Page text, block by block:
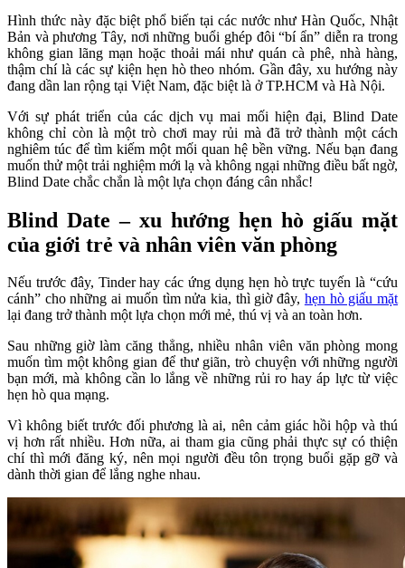
Hình thức này đặc biệt phổ biến tại các nước như Hàn Quốc, Nhật
Bản và phương Tây, nơi những buổi ghép đôi “bí ẩn” diễn ra trong
không gian lãng mạn hoặc thoải mái như quán cà phê, nhà hàng,
thậm chí là các sự kiện hẹn hò theo nhóm. Gần đây, xu hướng này
đang dần lan rộng tại Việt Nam, đặc biệt là ở TP.HCM và Hà Nội.
Với sự phát triển của các dịch vụ mai mối hiện đại, Blind Date
không chỉ còn là một trò chơi may rủi mà đã trở thành một cách
nghiêm túc để tìm kiếm một mối quan hệ bền vững. Nếu bạn đang
muốn thử một trải nghiệm mới lạ và không ngại những điều bất ngờ,
Blind Date chắc chắn là một lựa chọn đáng cân nhắc!
Blind Date – xu hướng hẹn hò giấu mặt
của giới trẻ và nhân viên văn phòng
Nếu trước đây, Tinder hay các ứng dụng hẹn hò trực tuyến là “cứu
cánh” cho những ai muốn tìm nửa kia, thì giờ đây, hẹn hò giấu mặt
lại đang trở thành một lựa chọn mới mẻ, thú vị và an toàn hơn.
Sau những giờ làm căng thẳng, nhiều nhân viên văn phòng mong
muốn tìm một không gian để thư giãn, trò chuyện với những người
bạn mới, mà không cần lo lắng về những rủi ro hay áp lực từ việc
hẹn hò qua mạng.
Vì không biết trước đối phương là ai, nên cảm giác hồi hộp và thú
vị hơn rất nhiều. Hơn nữa, ai tham gia cũng phải thực sự có thiện
chí thì mới đăng ký, nên mọi người đều tôn trọng buổi gặp gỡ và
dành thời gian để lắng nghe nhau.